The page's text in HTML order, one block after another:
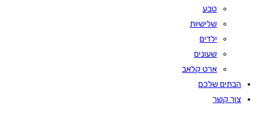
טבע
שלישיות
ילדים
שעונים
ארט קלאב
הבתים שלכם
צור קשר